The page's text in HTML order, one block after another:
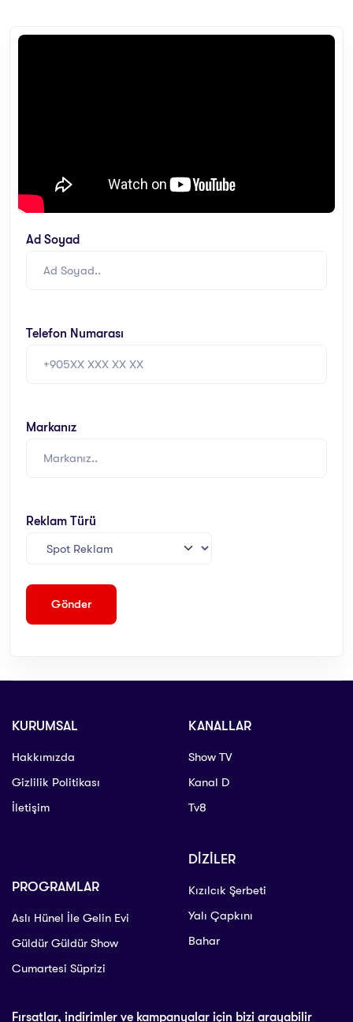
Ad Soyad
Telefon Numarası
Markanız
Reklam Türü
KURUMSAL
Hakkımızda
Gizlilik Politikası
İletişim
KANALLAR
Show TV
Kanal D
Tv8
PROGRAMLAR
Aslı Hünel İle Gelin Evi
Güldür Güldür Show
Cumartesi Süprizi
DİZİLER
Kızılcık Şerbeti
Yalı Çapkını
Bahar
Fırsatlar, indirimler ve kampanyalar için bizi arayabilir